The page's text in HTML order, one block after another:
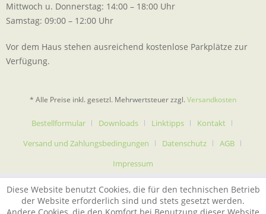
Mittwoch u. Donnerstag: 14:00 – 18:00 Uhr
Samstag: 09:00 – 12:00 Uhr
Vor dem Haus stehen ausreichend kostenlose Parkplätze zur
Verfügung.
* Alle Preise inkl. gesetzl. Mehrwertsteuer zzgl. Versandkosten
Bestellformular Downloads Linktipps
Kontakt
Versand und Zahlungsbedingungen
Datenschutz
AGB
Impressum
Diese Website benutzt Cookies, die für den technischen Betrieb
der Website erforderlich sind und stets gesetzt werden.